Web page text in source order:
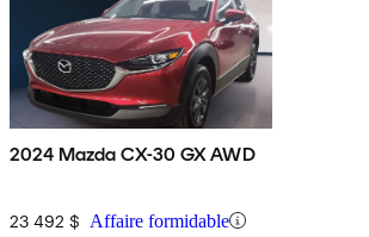
2024 Mazda CX-30 GX AWD
23 492 $ Affaire formidable